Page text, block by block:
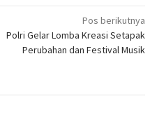
Pos berikutnya
Polri Gelar Lomba Kreasi Setapak
Perubahan dan Festival Musik